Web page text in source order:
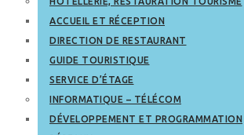
ACCUEIL ET RÉCEPTION
DIRECTION DE RESTAURANT
GUIDE TOURISTIQUE
SERVICE D’ÉTAGE
INFORMATIQUE – TÉLÉCOM
DÉVELOPPEMENT ET PROGRAMMATION